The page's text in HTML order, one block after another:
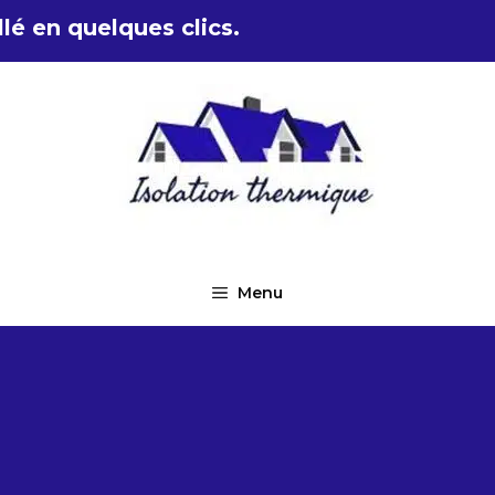
en quelques clics.
Menu